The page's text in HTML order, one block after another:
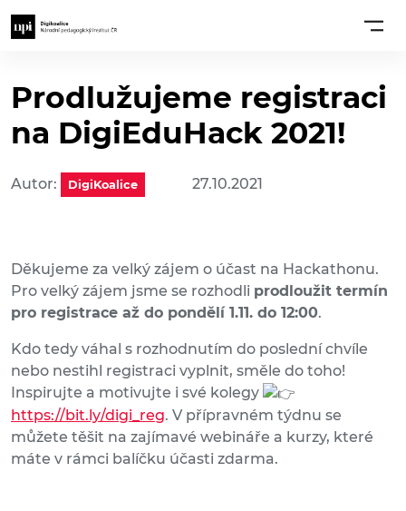
Prodlužujeme registraci
na DigiEduHack 2021!
Autor: DigiKoalice 27.10.2021
Děkujeme za velký zájem o účast na Hackathonu.
Pro velký zájem jsme se rozhodli prodloužit termín
pro registrace až do pondělí 1.11. do 12:00.
Kdo tedy váhal s rozhodnutím do poslední chvíle
nebo nestihl registraci vyplnit, směle do toho!
Inspirujte a motivujte i své kolegy
https://bit.ly/digi_reg. V přípravném týdnu se
můžete těšit na zajímavé webináře a kurzy, které
máte v rámci balíčku účasti zdarma.